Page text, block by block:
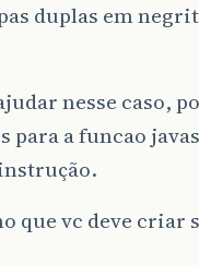
duplas em
nesse caso,
para a funcao
que vc deve